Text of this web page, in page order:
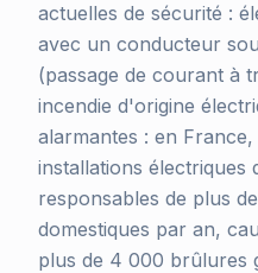
actuelles de sécurité :
avec un conducteur
(passage de courant à
incendie d'origine
alarmantes : en
installations électriques
responsables de plus
domestiques par an,
plus de 4 000 brûlures